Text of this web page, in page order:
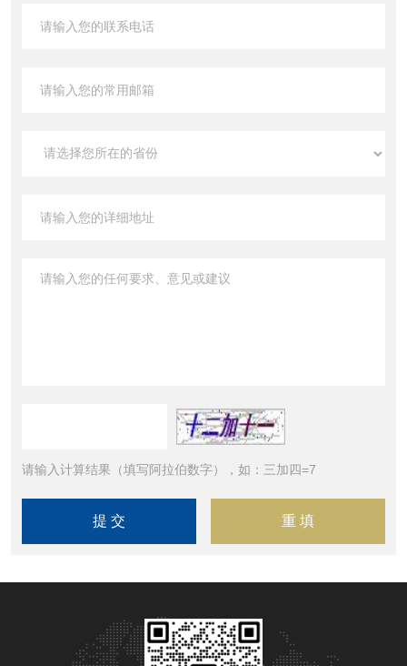
请输入计算结果（填写阿拉伯数字），如：三加四=7